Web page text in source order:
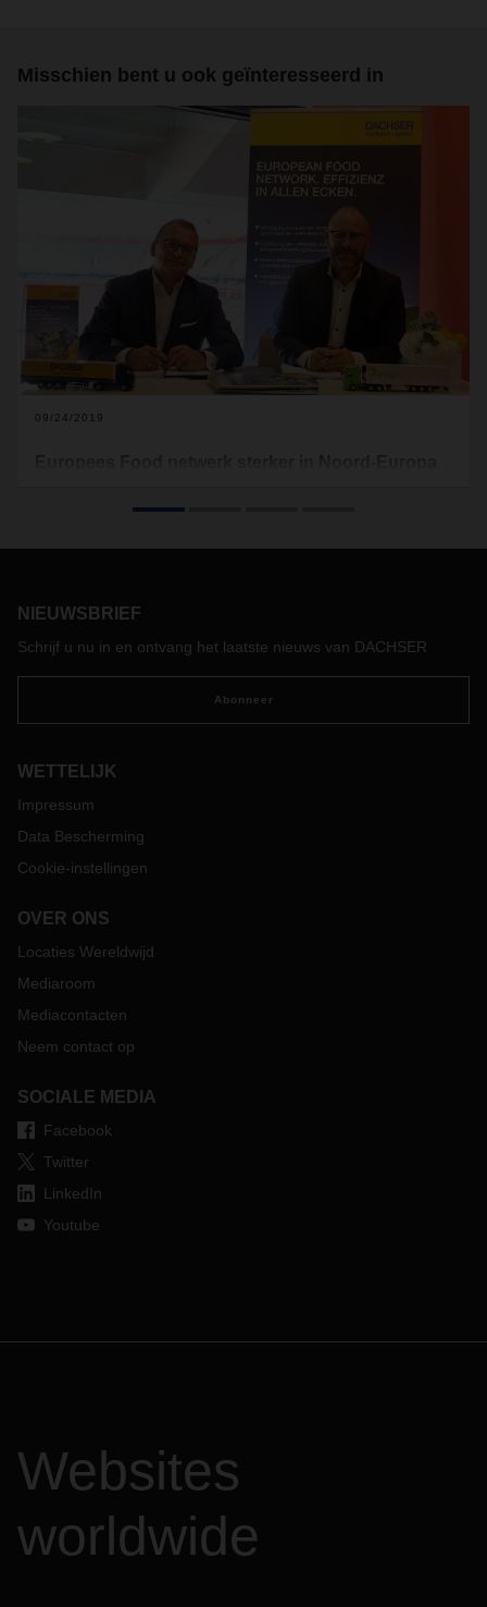
Misschien bent u ook geïnteresseerd in
09/24/2019
kwaliteitsnormen.
NIEUWSBRIEF
Schrijf u nu in en ontvang het laatste nieuws van DACHSER
Abonneer
WETTELIJK
Impressum
Data Bescherming
Cookie-instellingen
OVER ONS
Locaties Wereldwijd
Mediaroom
Mediacontacten
Neem contact op
SOCIALE MEDIA
Facebook
Twitter
LinkedIn
Youtube
Websites
worldwide